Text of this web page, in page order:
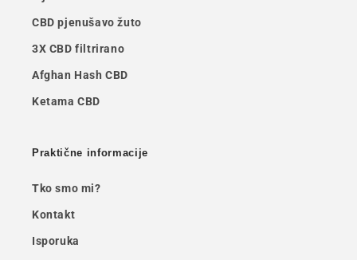
CBD pjenušavo žuto
3X CBD filtrirano
Afghan Hash CBD
Ketama CBD
Praktične informacije
Tko smo mi?
Kontakt
Isporuka